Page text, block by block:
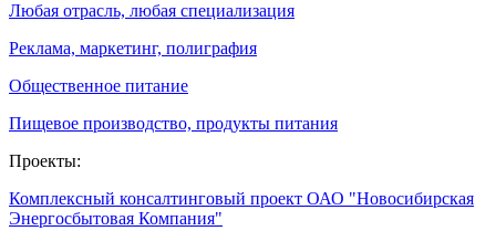
Любая отрасль, любая специализация
Реклама, маркетинг, полиграфия
Общественное питание
Пищевое производство, продукты питания
Проекты:
Комплексный консалтинговый проект ОАО "Новосибирская
Энергосбытовая Компания"